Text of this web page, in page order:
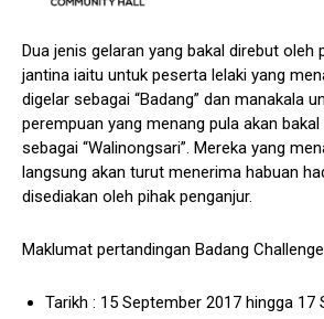
Dua jenis gelaran yang bakal direbut oleh
jantina iaitu untuk peserta lelaki yang
digelar sebagai “Badang” dan manakala
perempuan yang menang pula akan
sebagai “Walinongsari”. Mereka yang
langsung akan turut menerima habuan
disediakan oleh pihak penganjur.
Maklumat pertandingan Badang
Tarikh : 15 September 2017 hingga 17